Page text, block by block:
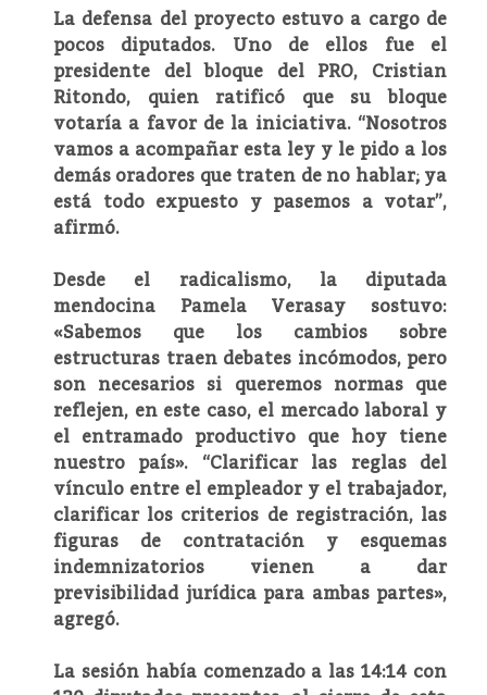
La defensa del proyecto estuvo a cargo de
pocos diputados. Uno de ellos fue el
presidente del bloque del PRO, Cristian
Ritondo, quien ratificó que su bloque
votaría a favor de la iniciativa. “Nosotros
vamos a acompañar esta ley y le pido a los
demás oradores que traten de no hablar; ya
está todo expuesto y pasemos a votar”,
afirmó.
Desde el radicalismo, la diputada
mendocina Pamela Verasay sostuvo:
«Sabemos que los cambios sobre
estructuras traen debates incómodos, pero
son necesarios si queremos normas que
reflejen, en este caso, el mercado laboral y
el entramado productivo que hoy tiene
nuestro país». “Clarificar las reglas del
vínculo entre el empleador y el trabajador,
clarificar los criterios de registración, las
figuras de contratación y esquemas
indemnizatorios vienen a dar
previsibilidad jurídica para ambas partes»,
agregó.
La sesión había comenzado a las 14:14 con